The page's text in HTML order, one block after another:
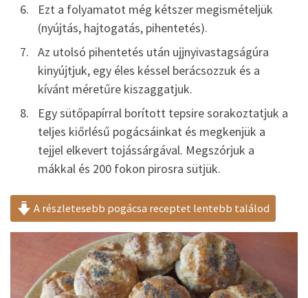
Ezt a folyamatot még kétszer megismételjük
(nyújtás, hajtogatás, pihentetés).
Az utolsó pihentetés után ujjnyivastagságúra
kinyújtjuk, egy éles késsel berácsozzuk és a
kívánt méretűre kiszaggatjuk.
Egy sütőpapírral borított tepsire sorakoztatjuk a
teljes kiőrlésű pogácsáinkat és megkenjük a
tejjel elkevert tojássárgával. Megszórjuk a
mákkal és 200 fokon pirosra sütjük.
A részletesebb pogácsa receptet lentebb találod